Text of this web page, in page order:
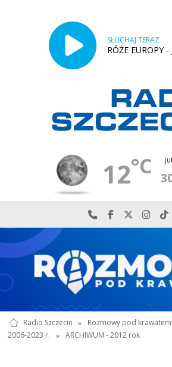
SŁUCHAJ TERAZ
RÓŻE EUROPY -
12°C
Najlepiej po prostu
Odwiedź nas
Odwiedź
Radio Szczecin » Rozmowy pod krawatem
2006-2023 r.
» ARCHIWUM - 2012 rok